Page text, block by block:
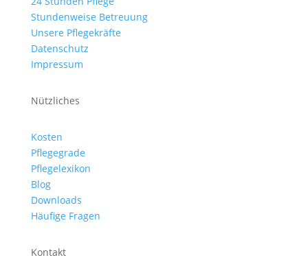
Stundenweise Betreuung
Unsere Pflegekräfte
Datenschutz
Impressum
Nützliches
Kosten
Pflegegrade
Pflegelexikon
Blog
Downloads
Häufige Fragen
Kontakt